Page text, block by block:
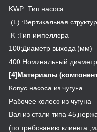
KWP :Тип насоса
(L) :Вертикальная
K :Тип импеллера
100:Диаметр выхода (мм)
400:Номинальный
[4]Материалы
Копус насоса из чугуна
Рабочее колесо из чугуна
Вал из стали типа
(по требованию клиента